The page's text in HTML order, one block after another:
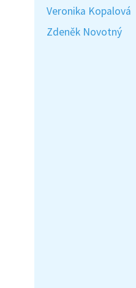
Veronika Kopalová
Zdeněk Novotný